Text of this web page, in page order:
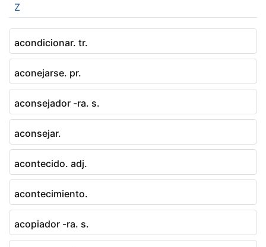
Z
acondicionar. tr.
aconejarse. pr.
aconsejador -ra. s.
aconsejar.
acontecido. adj.
acontecimiento.
acopiador -ra. s.